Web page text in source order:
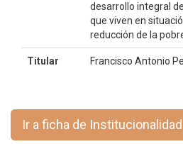
desarrollo integral
que viven en
reducción de la
Titular Francisco Antonio
Ir a ficha de